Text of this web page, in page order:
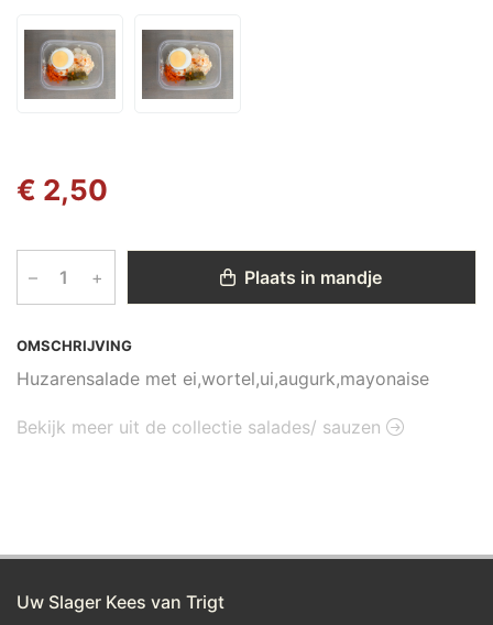
OMSCHRIJVING
Huzarensalade met ei,wortel,ui,augurk,mayonaise
€ 2,50
– + Plaats in mandje
Bekijk meer uit de collectie salades/ sauzen
Uw Slager Kees van Trigt